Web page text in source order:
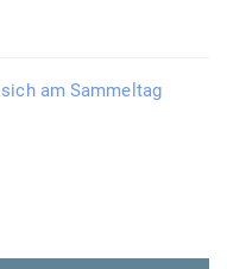
am Sammeltag